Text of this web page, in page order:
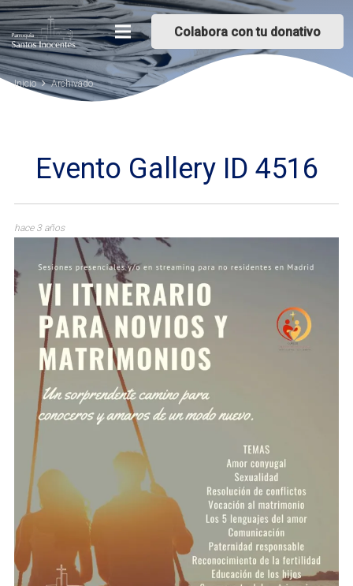
Colabora con tu donativo
Inicio Archivado
Evento Gallery ID 4516
hace 3 años